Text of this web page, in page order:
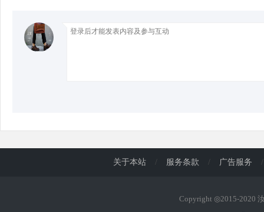
关于本站 / 服务条款 / 广告服务 /
Copyright ◎2015-2020